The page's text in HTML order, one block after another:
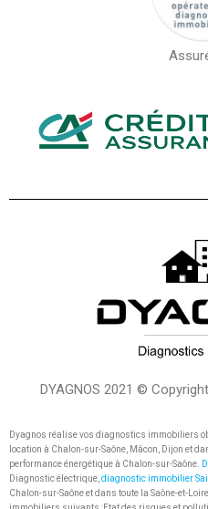
DYAGNOS 2021 ©
Dyagnos réalise vos diagnostics immobiliers
location à Chalon-sur-Saône, Mâcon, Dijon et
performance énergétique à Chalon-sur-Saône.
Diagnostic électrique, diagnostic immobilier
Chalon-sur-Saône et dans toute la Saône-et-